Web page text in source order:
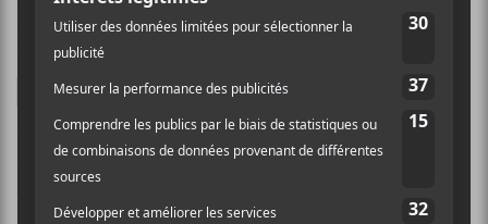
Enregistrer mon nom, mon e-mail et mon site dans
le navigateur pour mon prochain commentaire.
Ce site utilise Akismet pour réduire les indésirables.
savoir plus sur la façon dont les données de vos